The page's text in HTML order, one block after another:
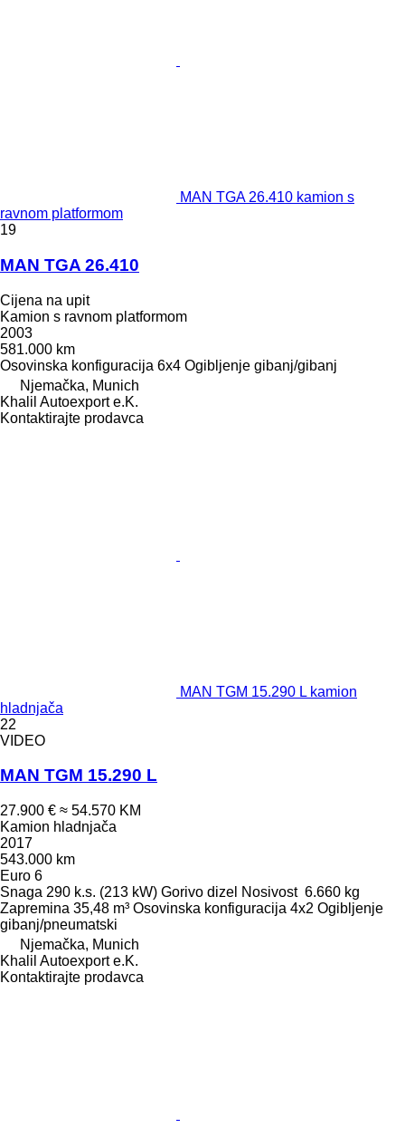
MAN TGA 26.410 kamion s
ravnom platformom
19
MAN TGA 26.410
Cijena na upit
Kamion s ravnom platformom
2003
581.000 km
Osovinska konfiguracija 6x4 Ogibljenje gibanj/gibanj
Njemačka, Munich
Khalil Autoexport e.K.
Kontaktirajte prodavca
MAN TGM 15.290 L kamion
hladnjača
22
VIDEO
MAN TGM 15.290 L
27.900 € ≈ 54.570 KM
Kamion hladnjača
2017
543.000 km
Euro 6
Snaga 290 k.s. (213 kW) Gorivo dizel Nosivost 6.660 kg
Zapremina 35,48 m³ Osovinska konfiguracija 4x2 Ogibljenje
gibanj/pneumatski
Njemačka, Munich
Khalil Autoexport e.K.
Kontaktirajte prodavca